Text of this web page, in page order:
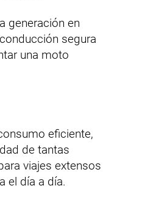
generación en
segura
una moto
eficiente,
de tantas
viajes extensos
el día a día.